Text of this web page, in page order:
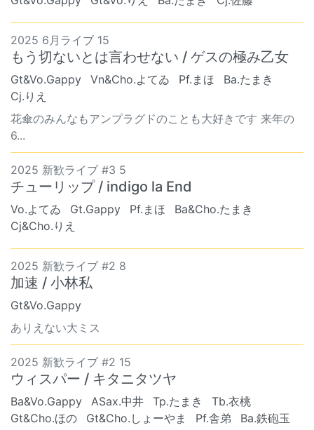
2025 6月ライブ 15
もう切ないとは言わせない / ゲスの極み乙女
Gt&Vo.Gappy Vn&Cho.よてゐ Pf.まほ
Ba.たまき
Cj.りえ
花傘のみんなもアンプラグドのことも大好きです 来年の
6...
2025 新歓ライブ #3 5
チューリップ / indigo la End
Vo.よてゐ Gt.Gappy Pf.まほ
Ba&Cho.たまき
Cj&Cho.りえ
2025 新歓ライブ #2 8
加速 / 小林私
Gt&Vo.Gappy
ありえない大ミス
2025 新歓ライブ #2 15
ウィスパー / キタニタツヤ
Ba&Vo.Gappy ASax.中井 Tp.たまき
Tb.衣桃
Gt&Cho.ほの
Gt&Cho.しょーやま Pf.舎弟
Ba.鉄砲玉